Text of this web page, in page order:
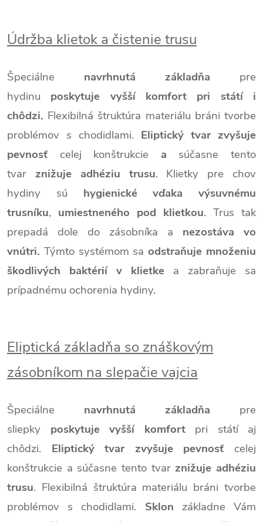
Údržba klietok a čistenie trusu
Špeciálne navrhnutá základňa pre
hydinu poskytuje vyšší komfort pri státí i
chôdzi. Flexibilná štruktúra materiálu bráni tvorbe
problémov s chodidlami. Eliptický tvar zvyšuje
pevnosť celej konštrukcie a súčasne tento
tvar znižuje adhéziu trusu. Klietky pre chov
hydiny sú hygienické vďaka výsuvnému
trusníku, umiestneného pod klietkou. Trus tak
prepadá dole do zásobníka a nezostáva vo
vnútri. Týmto systémom sa odstraňuje množeniu
škodlivých baktérií v klietke a zabraňuje sa
prípadnému ochorenia hydiny.
Eliptická základňa so znáškovým
zásobníkom na slepačie vajcia
Špeciálne navrhnutá základňa pre
sliepky poskytuje vyšší komfortpri státí aj
chôdzi. Eliptický tvar zvyšuje pevnosť celej
konštrukcie a súčasne tento tvar znižuje adhéziu
trusu. Flexibilná štruktúra materiálu bráni tvorbe
problémov s chodidlami. Sklon základne Vám